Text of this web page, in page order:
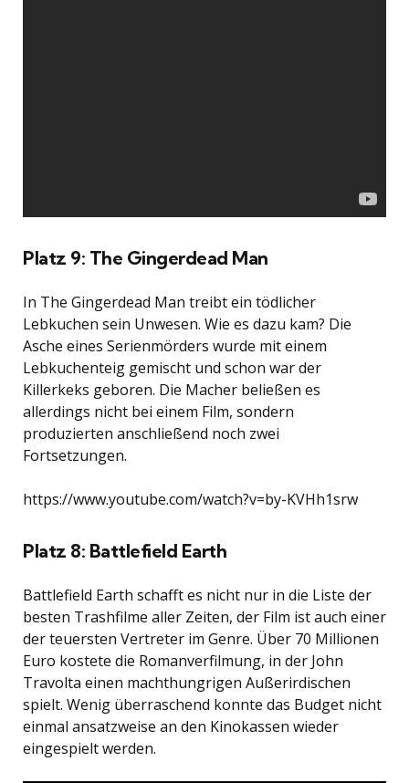
Platz 9: The Gingerdead Man
In The Gingerdead Man treibt ein tödlicher
Lebkuchen sein Unwesen. Wie es dazu kam? Die
Asche eines Serienmörders wurde mit einem
Lebkuchenteig gemischt und schon war der
Killerkeks geboren. Die Macher beließen es
allerdings nicht bei einem Film, sondern
produzierten anschließend noch zwei
Fortsetzungen.
https://www.youtube.com/watch?v=by-KVHh1srw
Platz 8: Battlefield Earth
Battlefield Earth schafft es nicht nur in die Liste der
besten Trashfilme aller Zeiten, der Film ist auch einer
der teuersten Vertreter im Genre. Über 70 Millionen
Euro kostete die Romanverfilmung, in der John
Travolta einen machthungrigen Außerirdischen
spielt. Wenig überraschend konnte das Budget nicht
einmal ansatzweise an den Kinokassen wieder
eingespielt werden.